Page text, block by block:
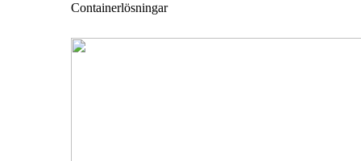
Containerlösningar